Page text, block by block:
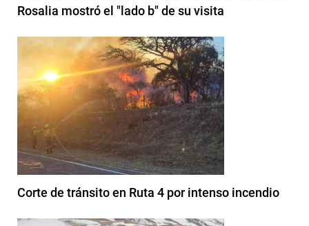
Rosalia mostró el "lado b" de su visita
Corte de tránsito en Ruta 4 por intenso incendio